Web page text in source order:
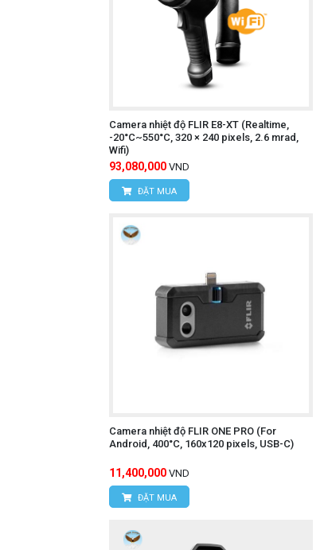
Camera nhiệt độ FLIR E8-XT (Realtime,
-20°C~550°C, 320 × 240 pixels, 2.6 mrad,
Wifi)
93,080,000 VND
ĐẶT MUA
Camera nhiệt độ FLIR ONE PRO (For
Android, 400°C, 160x120 pixels, USB-C)
11,400,000 VND
ĐẶT MUA